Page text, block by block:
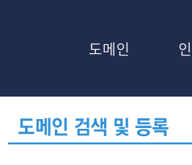
도메인